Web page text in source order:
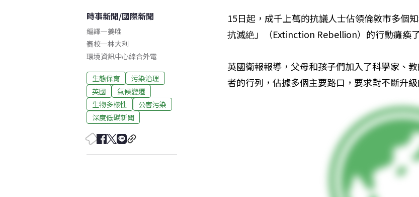
時事新聞/國際新聞
編譯—姜唯
審校—林大利
環境資訊中心綜合外電
生態保育
污染治理
英國
氣候變遷
生物多樣性
公害污染
深度低碳新聞
15日起，成千上萬的抗議人士佔領倫敦市多個
抗滅絶」（Extinction Rebellion）的行動癱瘓
英國衛報報導，父母和孩子們加入了科學家、
者的行列，佔據多個主要路口，要求對不斷升